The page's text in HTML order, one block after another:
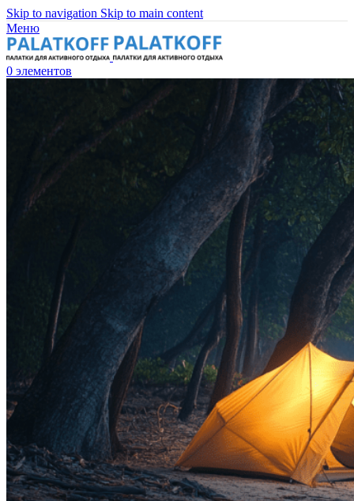
Skip to navigation Skip to main content
Меню
0 элементов